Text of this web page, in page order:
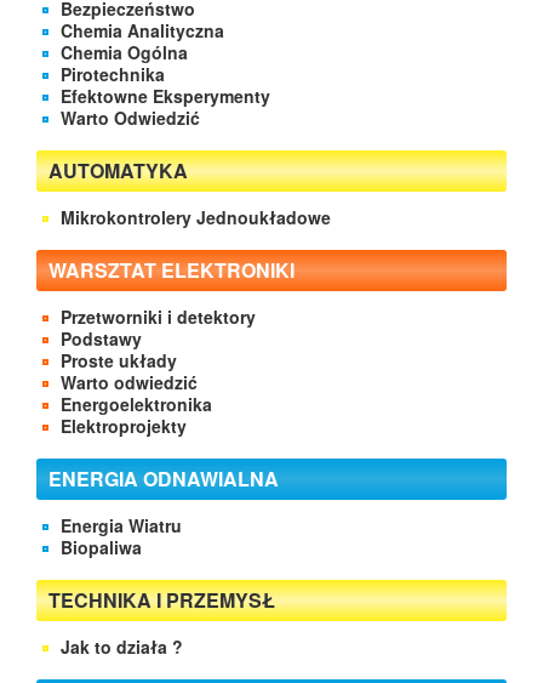
Bezpieczeństwo
Chemia Analityczna
Chemia Ogólna
Pirotechnika
Efektowne Eksperymenty
Warto Odwiedzić
AUTOMATYKA
Mikrokontrolery Jednoukładowe
WARSZTAT ELEKTRONIKI
Przetworniki i detektory
Podstawy
Proste układy
Warto odwiedzić
Energoelektronika
Elektroprojekty
ENERGIA ODNAWIALNA
Energia Wiatru
Biopaliwa
TECHNIKA I PRZEMYSŁ
Jak to działa ?